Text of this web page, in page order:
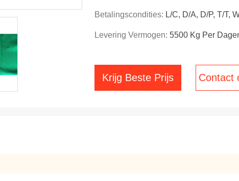
Betalingscondities: L/C, D/A, D/P, T/T,
Levering Vermogen: 5500 Kg Per
Krijg Beste Prijs Contact